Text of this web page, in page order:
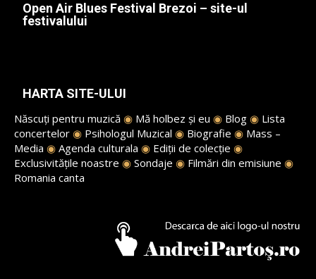
Open Air Blues Festival Brezoi – site-ul
festivalului
HARTA SITE-ULUI
Născuți pentru muzică ◉ Mă holbez și eu ◉ Blog ◉ Lista
concertelor ◉ Psihologul Muzical ◉ Biografie ◉ Mass –
Media ◉ Agenda culturala ◉ Ediții de colecție ◉
Exclusivitățile noastre ◉ Sondaje ◉ Filmări din emisiune ◉
Romania canta